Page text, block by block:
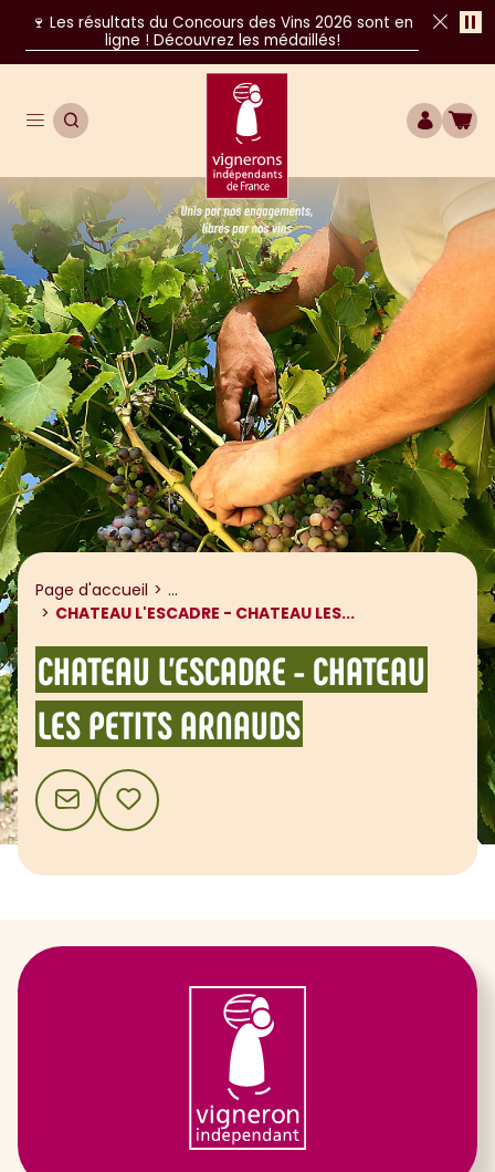
🍷 Les résultats du Concours des Vins 2026 sont en
ligne ! Découvrez les médaillés!
Ouvrir le menu de navigation
OUVRIR LA RECHERCHE
Unis par nos engagements, libres par
COMPTE
Page d'accueil ...
CHATEAU L'ESCADRE - CHATEAU LES...
CHATEAU L'ESCADRE - CHATEAU
LES PETITS ARNAUDS
CONTACTAJOUTER AUX FAVORIS